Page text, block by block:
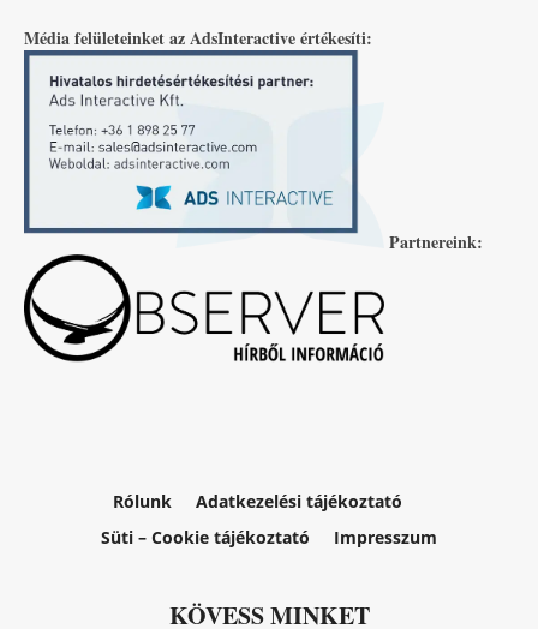
Média felületeinket az AdsInteractive értékesíti:
Partnereink:
Rólunk
Adatkezelési tájékoztató
Süti – Cookie tájékoztató
Impresszum
KÖVESS MINKET